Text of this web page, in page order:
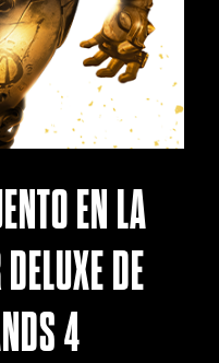
EN LA
DE
4